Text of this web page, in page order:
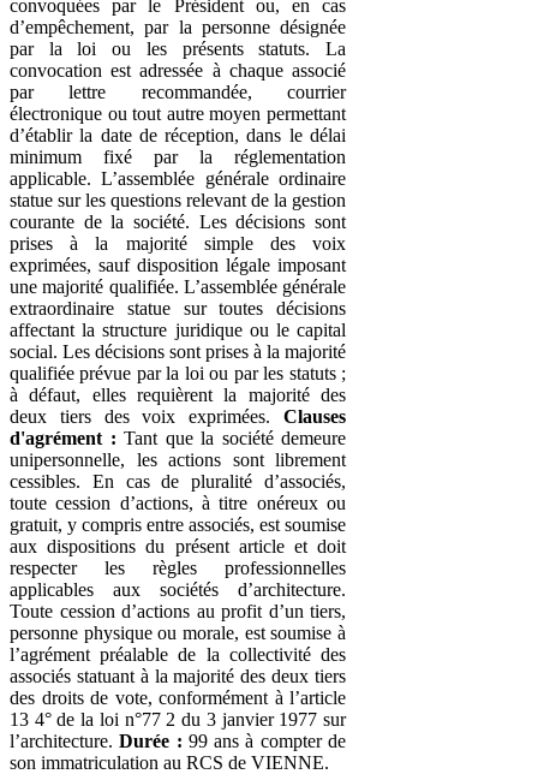
convoquées par le Président ou, en cas
d’empêchement, par la personne désignée
par la loi ou les présents statuts. La
convocation est adressée à chaque associé
par lettre recommandée, courrier
électronique ou tout autre moyen permettant
d’établir la date de réception, dans le délai
minimum fixé par la réglementation
applicable. L’assemblée générale ordinaire
statue sur les questions relevant de la gestion
courante de la société. Les décisions sont
prises à la majorité simple des voix
exprimées, sauf disposition légale imposant
une majorité qualifiée. L’assemblée générale
extraordinaire statue sur toutes décisions
affectant la structure juridique ou le capital
social. Les décisions sont prises à la majorité
qualifiée prévue par la loi ou par les statuts ;
à défaut, elles requièrent la majorité des
deux tiers des voix exprimées. Clauses
d'agrément : Tant que la société demeure
unipersonnelle, les actions sont librement
cessibles. En cas de pluralité d’associés,
toute cession d’actions, à titre onéreux ou
gratuit, y compris entre associés, est soumise
aux dispositions du présent article et doit
respecter les règles professionnelles
applicables aux sociétés d’architecture.
Toute cession d’actions au profit d’un tiers,
personne physique ou morale, est soumise à
l’agrément préalable de la collectivité des
associés statuant à la majorité des deux tiers
des droits de vote, conformément à l’article
13 4° de la loi n°77 2 du 3 janvier 1977 sur
l’architecture.Durée : 99 ans à compter de
son immatriculation au RCS de VIENNE.